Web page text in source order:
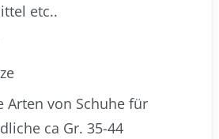
etc..
Arten von Schuhe für
ca Gr. 35-44